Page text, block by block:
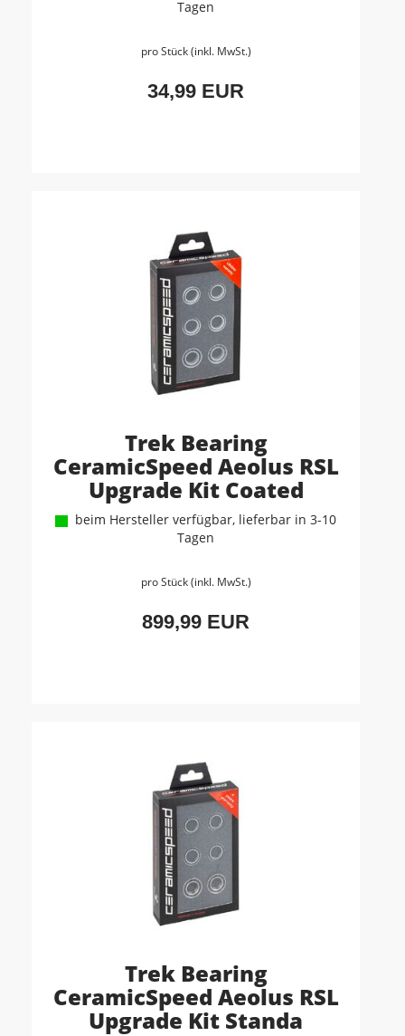
Tagen
pro Stück (inkl. MwSt.)
34,99 EUR
Trek Bearing
CeramicSpeed Aeolus RSL
Upgrade Kit Coated
beim Hersteller verfügbar, lieferbar in 3-10
Tagen
pro Stück (inkl. MwSt.)
899,99 EUR
Trek Bearing
CeramicSpeed Aeolus RSL
Upgrade Kit Standa